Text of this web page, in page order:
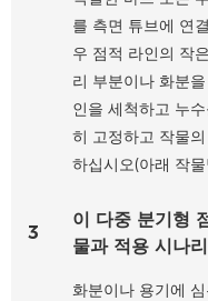
를 측면 튜브에 연
우 점적 라인의 작
리 부분이나 화분
인을 세척하고 누
히 고정하고 작물
하십시오(아래 작
3
이 다중 분기형
물과 적용 시나
화분이나 용기에